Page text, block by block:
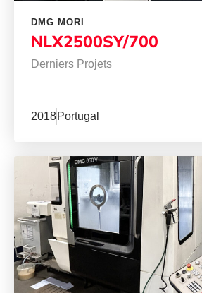
DMG MORI
NLX2500SY/700
Derniers Projets
2018Portugal